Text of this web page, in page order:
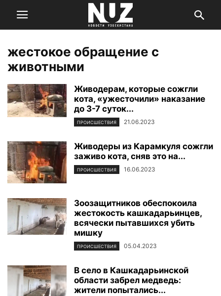
жестокое обращение с
животными
Живодерам, которые сожгли
кота, «ужесточили» наказание
до 3-7 суток...
ПРОИСШЕСТВИЯ 21.06.2023
Живодеры из Карамкуля сожгли
заживо кота, сняв это на...
ПРОИСШЕСТВИЯ 16.06.2023
Зоозащитников обеспокоила
жестокость кашкадарьинцев,
всячески пытавшихся убить
мишку
ПРОИСШЕСТВИЯ 05.04.2023
В село в Кашкадарьинской
области забрел медведь:
жители попытались...